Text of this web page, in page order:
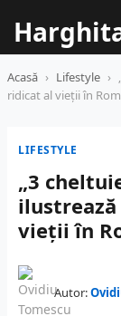
Acasă › Lifestyle ›
ridicat al vieții în
LIFESTYLE
„3
vieții în
Autor: